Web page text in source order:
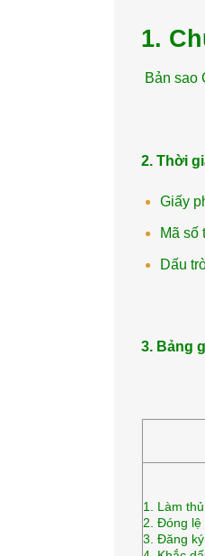
1.
Bản sao
2. Thời
Giấy
Mã số
Dấu
3. Bảng
1.
2. Đóng lệ
3.